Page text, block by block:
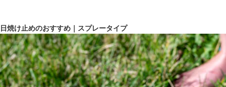
日焼け止めのおすすめ｜スプレータイプ